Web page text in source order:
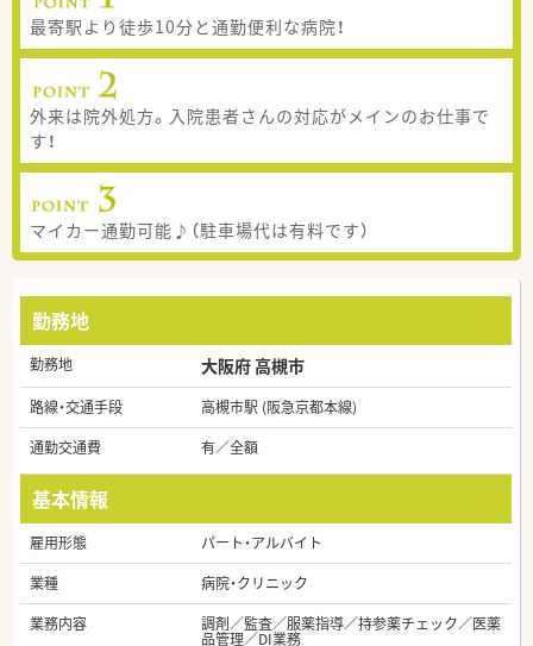
最寄駅より徒歩10分と通勤便利な病院！
外来は院外処方。入院患者さんの対応がメインのお仕事で
す！
マイカー通勤可能♪（駐車場代は有料です）
勤務地
勤務地 大阪府 高槻市
路線・交通手段
高槻市駅 (阪急京都本線)
通勤交通費
有／全額
基本情報
雇用形態
パート・アルバイト
業種
病院・クリニック
業務内容
調剤／監査／服薬指導／持参薬チェック／医薬
品管理／DI業務